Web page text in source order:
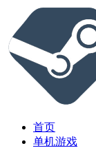
首页
单机游戏